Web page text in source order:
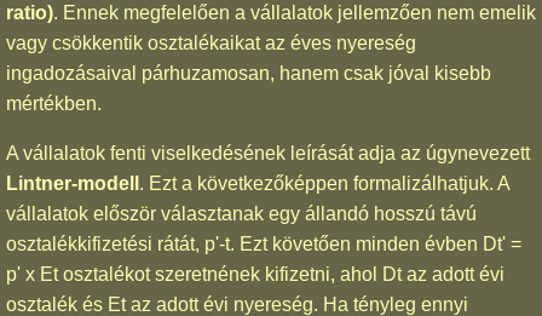
ratio). Ennek megfelelően a vállalatok jellemzően nem emelik
vagy csökkentik osztalékaikat az éves nyereség
ingadozásaival párhuzamosan, hanem csak jóval kisebb
mértékben.
A vállalatok fenti viselkedésének leírását adja az úgynevezett
Lintner-modell . Ezt a következőképpen formalizálhatjuk. A
vállalatok először választanak egy állandó hosszú távú
osztalékkifizetési rátát, p'-t. Ezt követően minden évben Dt' =
p' x Et osztalékot szeretnének kifizetni, ahol Dt az adott évi
osztalék és Et az adott évi nyereség. Ha tényleg ennyi